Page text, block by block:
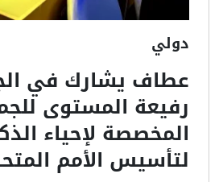
دولي
عطاف يشارك في
رفيعة المستوى
لتأسيس الأمم